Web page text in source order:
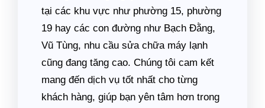
tại các khu vực như phường 15, phường
19 hay các con đường như Bạch Đằng,
Vũ Tùng, nhu cầu sửa chữa máy lạnh
cũng đang tăng cao. Chúng tôi cam kết
mang đến dịch vụ tốt nhất cho từng
khách hàng, giúp bạn yên tâm hơn trong